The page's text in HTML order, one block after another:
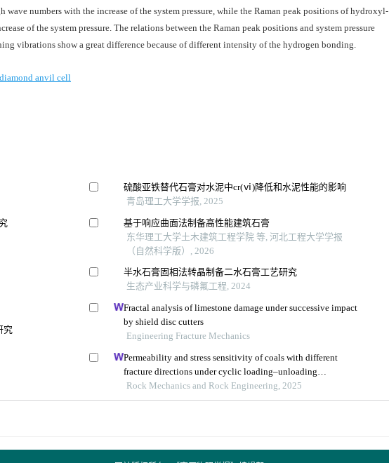
numbers with the increase of the system pressure, while the Raman peak positions of hydroxyl-
of the system pressure. The relations between the Raman peak positions and system pressure
vibrations show a great difference because of different intensity of the hydrogen bonding.
diamond anvil cell
究
硫酸亚铁替代石膏对水泥中cr(ⅵ)降低和水泥性能的影响
青岛理工大学学报, 2025
基于响应曲面法制备高性能建筑石膏
东华理工大学土木建筑工程学院 等, 河北工程大学学报
（自然科学版）, 2026
半水石膏固相法转晶制备二水石膏工艺研究
生态产业科学与磷氟工程, 2024
Fractal analysis of limestone damage under successive impact
by shield disc cutters
Engineering Fracture Mechanics
Permeability and stress sensitivity of coals with different
fracture directions under cyclic loading–unloading
conditions: a case study of the xutuan coal mine in huaibei
coalfield, china
Rock Mechanics and Rock Engineering, 2025